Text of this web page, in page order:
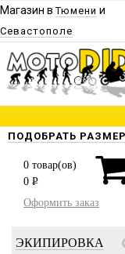
Магазин вТюмени и
Севастополе
ПОДОБРАТЬ РАЗМЕР
0 товар(ов)
0 P
Оформить заказ
ЭКИПИРОВКА